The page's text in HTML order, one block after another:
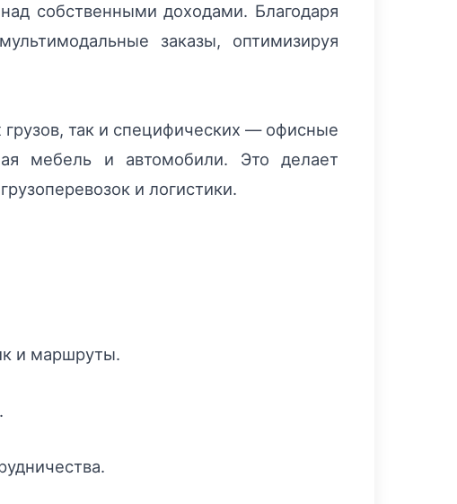
собственными доходами. Благодаря
заказы, оптимизируя
так и специфических — офисные
мебель и автомобили. Это делает
и логистики.
и маршруты.